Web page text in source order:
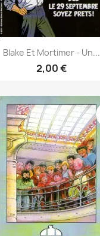
Blake Et Mortimer - Un...
2,00 €